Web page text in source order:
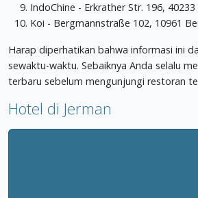
IndoChine - Erkrather Str. 196,
Koi - Bergmannstraße 102, 10961
Harap diperhatikan bahwa informasi ini
sewaktu-waktu. Sebaiknya Anda selalu
terbaru sebelum mengunjungi restoran
Hotel di Jerman